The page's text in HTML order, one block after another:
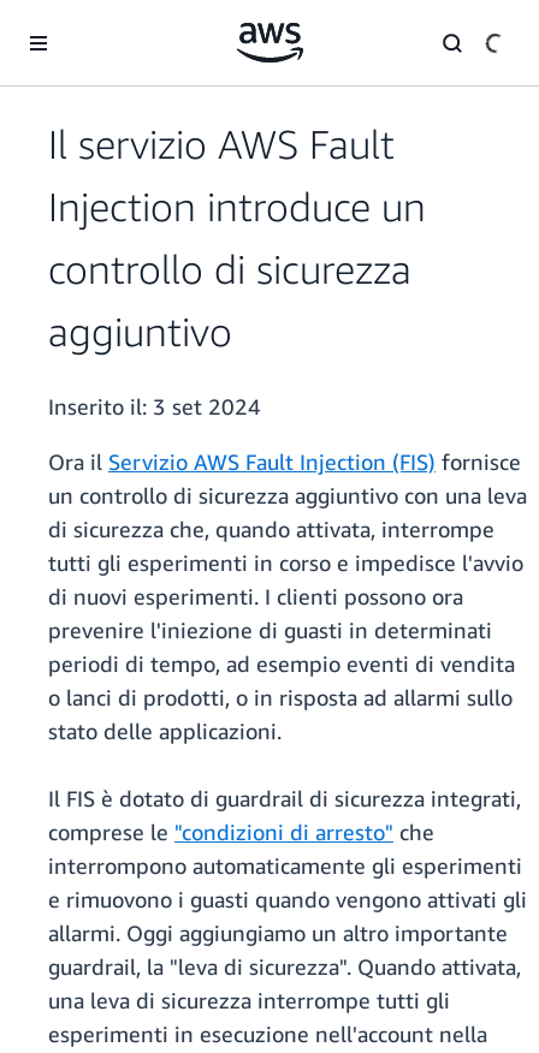
Il servizio AWS Fault
Injection introduce un
controllo di sicurezza
aggiuntivo
Inserito il: 3 set 2024
Ora il Servizio AWS Fault Injection (FIS) fornisce
un controllo di sicurezza aggiuntivo con una leva
di sicurezza che, quando attivata, interrompe
tutti gli esperimenti in corso e impedisce l'avvio
di nuovi esperimenti. I clienti possono ora
prevenire l'iniezione di guasti in determinati
periodi di tempo, ad esempio eventi di vendita
o lanci di prodotti, o in risposta ad allarmi sullo
stato delle applicazioni.
Il FIS è dotato di guardrail di sicurezza integrati,
comprese le "condizioni di arresto" che
interrompono automaticamente gli esperimenti
e rimuovono i guasti quando vengono attivati gli
allarmi. Oggi aggiungiamo un altro importante
guardrail, la "leva di sicurezza". Quando attivata,
una leva di sicurezza interrompe tutti gli
esperimenti in esecuzione nell'account nella